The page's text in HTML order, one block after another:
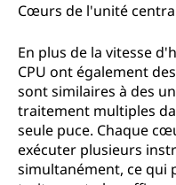
Cœurs de l'unité
En plus de la vitesse
CPU ont également
sont similaires à des
traitement multiples
seule puce. Chaque
exécuter plusieurs
simultanément, ce qui